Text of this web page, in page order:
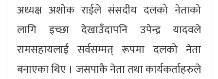
अध्यक्ष अशोक राईले संसदीय दलको नेताको
लागि इच्छा देखाउँदापनि उपेन्द्र यादवले
रामसहायलाई सर्वसम्मत् रूपमा दलको नेता
बनाएका थिए । जसपाकै नेता तथा कार्यकर्ताहरुले